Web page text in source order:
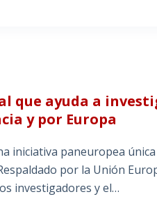
que ayuda a
y por Europa
iniciativa paneuropea
por la Unión
investigadores y el…